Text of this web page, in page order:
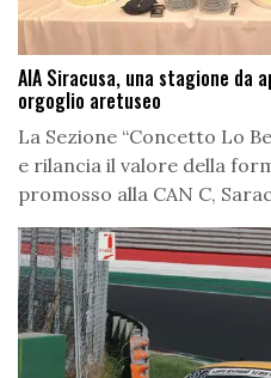
AIA Siracusa, una stagione da
orgoglio aretuseo
La Sezione “Concetto Lo
e rilancia il valore della
promosso alla CAN C,